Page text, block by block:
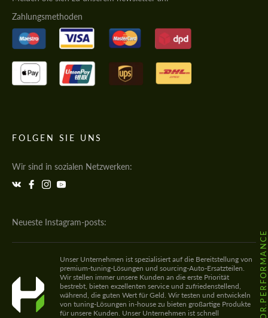
Zahlungsmethoden
FOLGEN SIE UNS
Wir sind in sozialen Netzwerken:
Neueste Instagram-posts:
Unser Unternehmen ist spezialisiert auf die Bereitstellung von
premium-tuning-Lösungen und sourcing-Auto-Ersatzteilen.
Wir stellen immer unsere Kunden an die erste Priorität
bestrebt, bieten exzellenten service und zufriedenstellend,
während, die guten Wert für Geld. Wir testen und entwickeln
von tuning-Lösungen in-house zu bieten großartige Produkte
für unsere Kunden. Unser Unternehmen ist schnell